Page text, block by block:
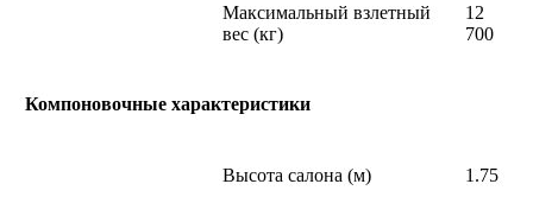
Максимальный взлетный
вес (кг)
12
700
Компоновочные характеристики
Высота салона (м) 1.75